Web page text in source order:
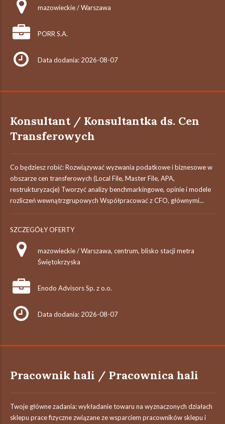
mazowieckie / Warszawa
PORR S.A.
Data dodania: 2026-08-07
Konsultant / Konsultantka ds. Cen
Transferowych
Co będziesz robić: Rozwiązywać wyzwania podatkowe i biznesowe w
obszarze cen transferowych (Local File, Master File, APA,
restrukturyzacje) Tworzyć analizy benchmarkingowe, opinie i modele
rozliczeń wewnątrzgrupowych Współpracować z CFO, głównymi...
SZCZEGÓŁY OFERTY
mazowieckie / Warszawa, centrum, blisko stacji metra
Świętokrzyska
Enodo Advisors Sp. z o.o.
Data dodania: 2026-08-07
Pracownik hali / Pracownica hali
Twoje główne zadania: wykładanie towaru na wyznaczonych działach
sklepu prace fizyczne związane ze wsparciem pracowników sklepu i